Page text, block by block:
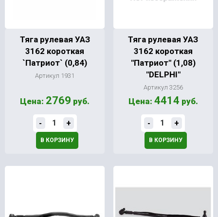
Тяга рулевая УАЗ
3162 короткая
`Патриот` (0,84)
Артикул 1931
Цена: 2769 руб.
- +
В КОРЗИНУ
Тяга рулевая УАЗ
3162 короткая
"Патриот" (1,08)
"DELPHI"
Артикул 3256
Цена: 4414 руб.
- +
В КОРЗИНУ